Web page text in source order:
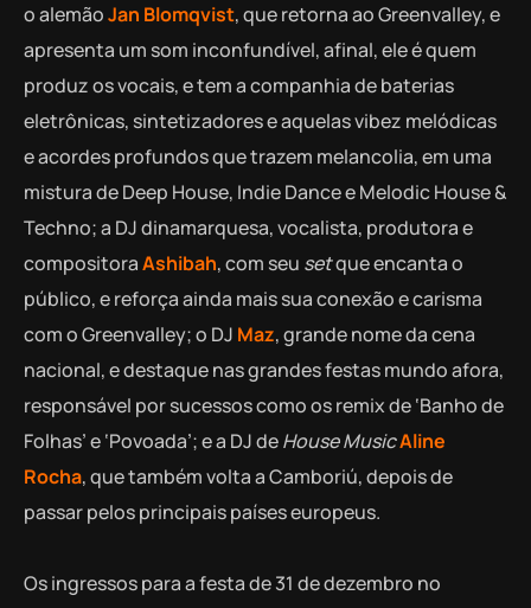
o alemãoJan Blomqvist, que retorna ao Greenvalley, e
apresenta um som inconfundível, afinal, ele é quem
produz os vocais, e tem a companhia de baterias
eletrônicas, sintetizadores e aquelas vibez melódicas
e acordes profundos que trazem melancolia, em uma
mistura de Deep House, Indie Dance e Melodic House &
Techno; a DJ dinamarquesa, vocalista, produtora e
compositoraAshibah, com seu setque encanta o
público, e reforça ainda mais sua conexão e carisma
com o Greenvalley; o DJ Maz, grande nome da cena
nacional, e destaque nas grandes festas mundo afora,
responsável por sucessos como os remix de ‘Banho de
Folhas’ e ‘Povoada’; e a DJ deHouse MusicAline
Rocha, que também volta a Camboriú, depois de
passar pelos principais países europeus.
Os ingressos para a festa de 31 de dezembro no